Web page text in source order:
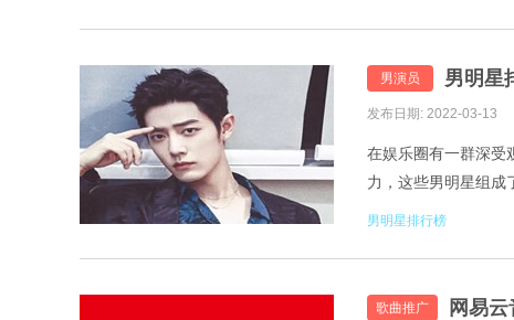
男演员 男明星
发布日期: 2022-03-13
在娱乐圈有一群深受
力，这些男明星组成
行榜2022最新一起
男明星排行榜
歌曲推广 网易